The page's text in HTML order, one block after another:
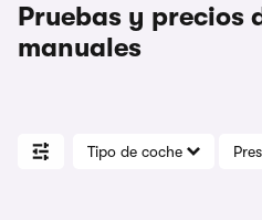
Pruebas y precios
manuales
Tipo de coche